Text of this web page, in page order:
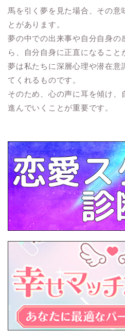
馬を引く夢を見た場合、その意
とがあります。
夢の中での出来事や自分自身の
ら、自分自身に正直になること
夢は私たちに深層心理や潜在意
てくれるものです。
そのため、心の声に耳を傾け、
進んでいくことが重要です。